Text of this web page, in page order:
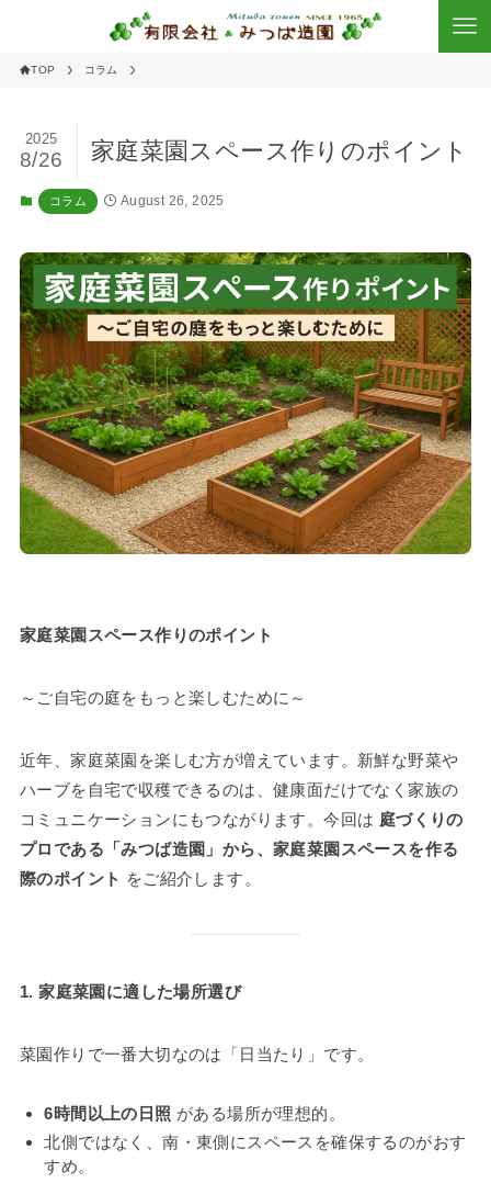
TOP コラム
家庭菜園スペース作りのポイント
2025
8/26
コラム August 26, 2025
家庭菜園スペース作りのポイント
～ご自宅の庭をもっと楽しむために～
近年、家庭菜園を楽しむ方が増えています。新鮮な野菜や
ハーブを自宅で収穫できるのは、健康面だけでなく家族の
コミュニケーションにもつながります。今回は 庭づくりの
プロである「みつば造園」から、家庭菜園スペースを作る
際のポイント をご紹介します。
1. 家庭菜園に適した場所選び
菜園作りで一番大切なのは「日当たり」です。
6時間以上の日照 がある場所が理想的。
北側ではなく、南・東側にスペースを確保するのがおす
すめ。